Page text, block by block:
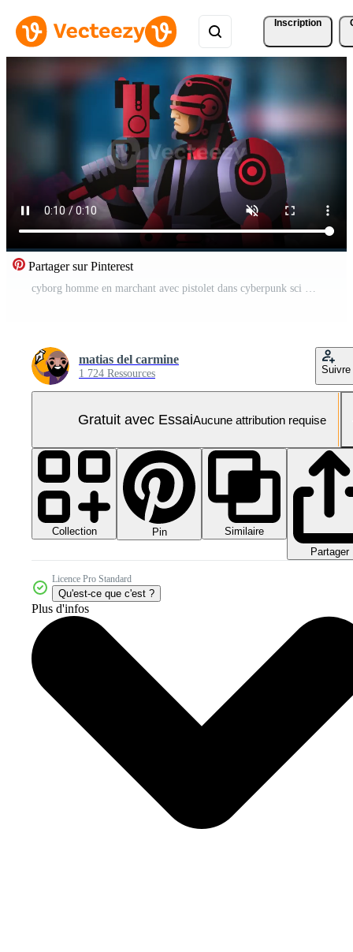
Inscription
Partager sur Pinterest
cyborg homme en marchant avec pistolet dans cyberpunk sci Fi réglage Vidéo Pro
matias del carmine
1 724 Ressources Suivre
Gratuit avec EssaiAucune attribution requise
Collection Pin
Similaire
Partager
Licence Pro Standard
Qu'est-ce que c'est ?
Plus d'infos